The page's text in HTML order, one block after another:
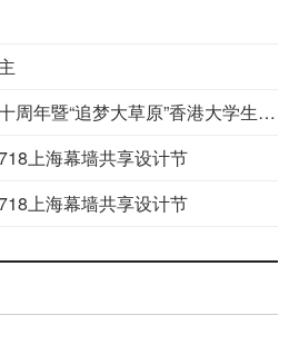
斯琴塔娜艺术博物馆开馆十周年暨“追梦大草原”香港大学生内蒙古暑期实习活动10周年双庆“中华优秀传统文化传承创新论坛”启幕
上海幕墙共享设计节
上海幕墙共享设计节